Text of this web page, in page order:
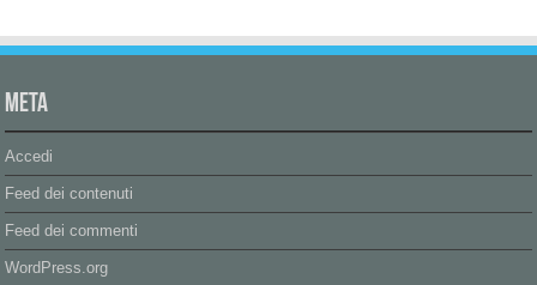
Meta
Accedi
Feed dei contenuti
Feed dei commenti
WordPress.org